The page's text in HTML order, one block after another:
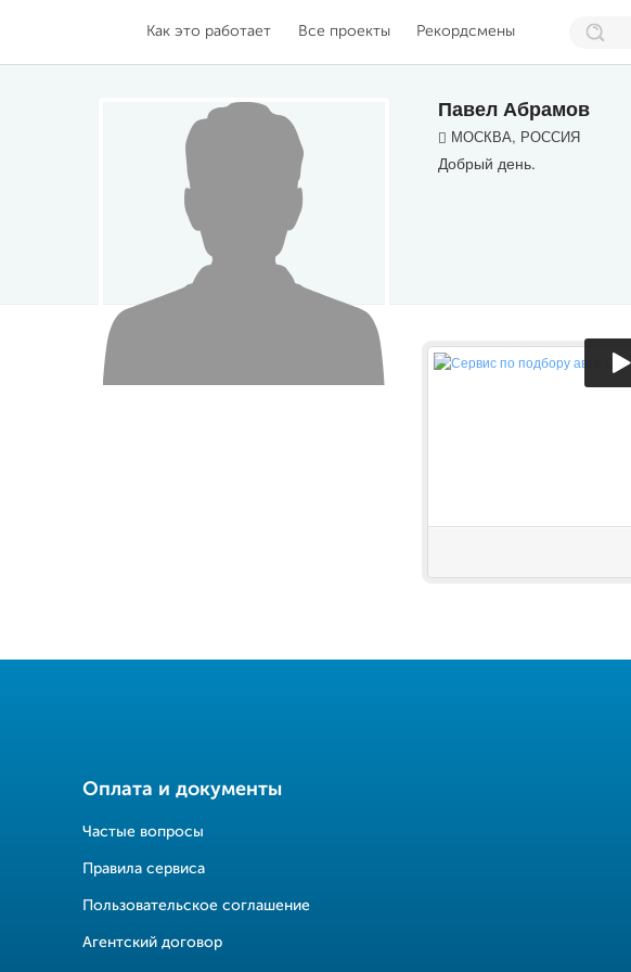
Как это работает Все проекты Рекордсмены
Павел Абрамов
МОСКВА, РОССИЯ
Добрый день.
Оплата и документы
Частые вопросы
Правила сервиса
Пользовательское соглашение
Агентский договор